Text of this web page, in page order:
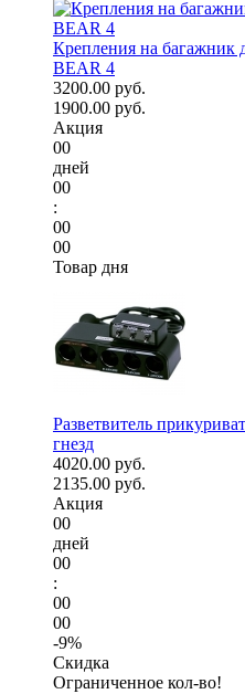
Крепления на
BEAR 4
3200.00 руб.
1900.00 руб.
Акция
00
дней
00
:
00
00
Товар дня
Разветвитель
гнезд
4020.00 руб.
2135.00 руб.
Акция
00
дней
00
:
00
00
-9%
Скидка
Ограниченное кол-во!